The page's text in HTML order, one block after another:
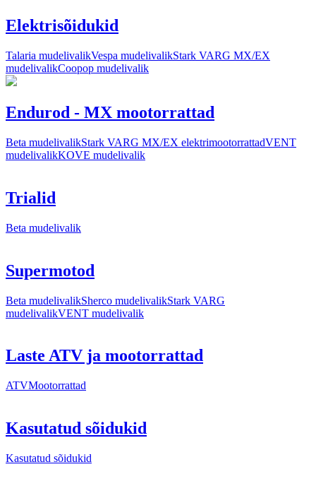
Elektrisõidukid
Talaria mudelivalikVespa mudelivalikStark VARG MX/EX
mudelivalikCoopop mudelivalik
Endurod - MX mootorrattad
Beta mudelivalikStark VARG MX/EX elektrimootorrattadVENT
mudelivalikKOVE mudelivalik
Trialid
Beta mudelivalik
Supermotod
Beta mudelivalikSherco mudelivalikStark VARG
mudelivalikVENT mudelivalik
Laste ATV ja mootorrattad
ATVMootorrattad
Kasutatud sõidukid
Kasutatud sõidukid